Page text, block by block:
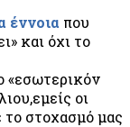
έννοια που
και όχι το
«εσωτερικόν
οι
στοχασμό μας